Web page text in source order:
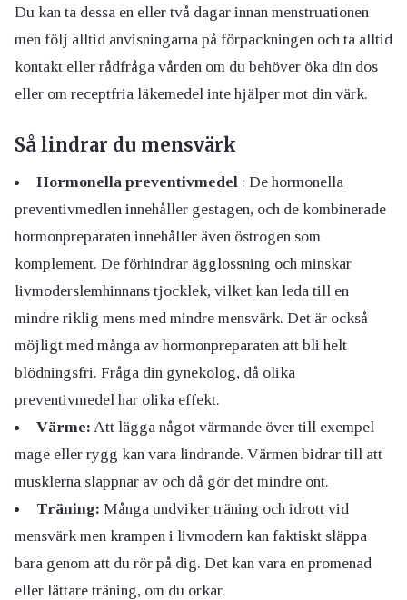
Du kan ta dessa en eller två dagar innan menstruationen
men följ alltid anvisningarna på förpackningen och ta alltid
kontakt eller rådfråga vården om du behöver öka din dos
eller om receptfria läkemedel inte hjälper mot din värk.
Så lindrar du mensvärk
Hormonella preventivmedel: De hormonella
preventivmedlen innehåller gestagen, och de kombinerade
hormonpreparaten innehåller även östrogen som
komplement. De förhindrar ägglossning och minskar
livmoderslemhinnans tjocklek, vilket kan leda till en
mindre riklig mens med mindre mensvärk. Det är också
möjligt med många av hormonpreparaten att bli helt
blödningsfri. Fråga din gynekolog, då olika
preventivmedel har olika effekt.
Värme: Att lägga något värmande över till exempel
mage eller rygg kan vara lindrande. Värmen bidrar till att
musklerna slappnar av och då gör det mindre ont.
Träning: Många undviker träning och idrott vid
mensvärk men krampen i livmodern kan faktiskt släppa
bara genom att du rör på dig. Det kan vara en promenad
eller lättare träning, om du orkar.